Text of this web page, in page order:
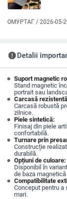
ОМУРТАГ / 2026-05-
report Detalii
Suport magnetic
Stand magnetic
portrait sau
Carcasă
Carcasă robustă
zilnice.
Piele sintetică:
Finisaj din piele
confortabilă.
Turnare prin
Construcție
durabilă.
Opțiuni de culoare:
Disponibil în
de baza
Compatibilitate
Conceput pentru a
mari.